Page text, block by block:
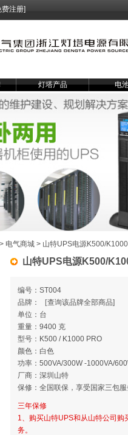
灯塔产品 电
费注册]
山特UPS电源K500/
编号：ST004
品牌：
[查询该品牌全部商品]
单位：台
重量：9400 克
型号：K500 / K1000 PRO
颜色：白色
功率：500VA/300W -1000VA/
厂商：深圳山特
保修：全国联保，享受国家三包
三年保修
1、购买山特UPS和从山特公司
务。
> 电气商城 > 山特UPS电源K500/